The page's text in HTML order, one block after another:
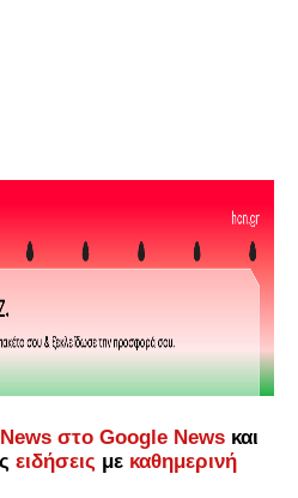
στο Google News και
ειδήσεις με καθημερινή